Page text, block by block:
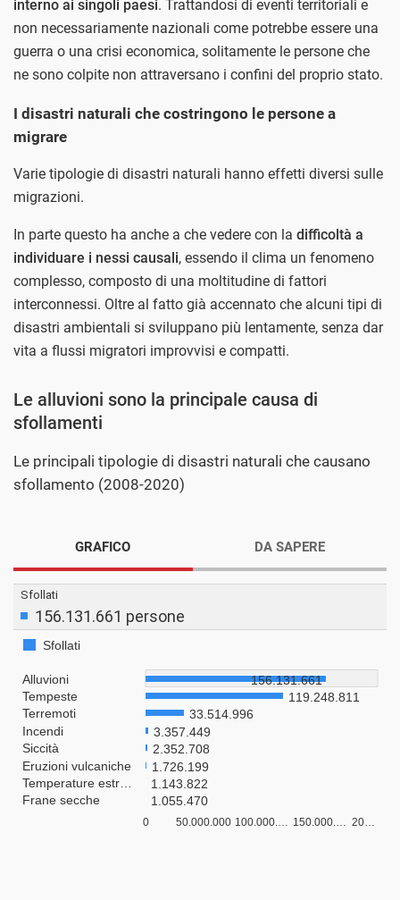
interno ai singoli paesi. Trattandosi di eventi territoriali e
non necessariamente nazionali come potrebbe essere una
guerra o una crisi economica, solitamente le persone che
ne sono colpite non attraversano i confini del proprio stato.
I disastri naturali che costringono le persone a
migrare
Varie tipologie di disastri naturali hanno effetti diversi sulle
migrazioni.
In parte questo ha anche a che vedere con la difficoltà a
individuare i nessi causali, essendo il clima un fenomeno
complesso, composto di una moltitudine di fattori
interconnessi. Oltre al fatto già accennato che alcuni tipi di
disastri ambientali si sviluppano più lentamente, senza dar
vita a flussi migratori improvvisi e compatti.
Le alluvioni sono la principale causa di
sfollamenti
Le principali tipologie di disastri naturali che causano
sfollamento (2008-2020)
GRAFICO DA SAPERE